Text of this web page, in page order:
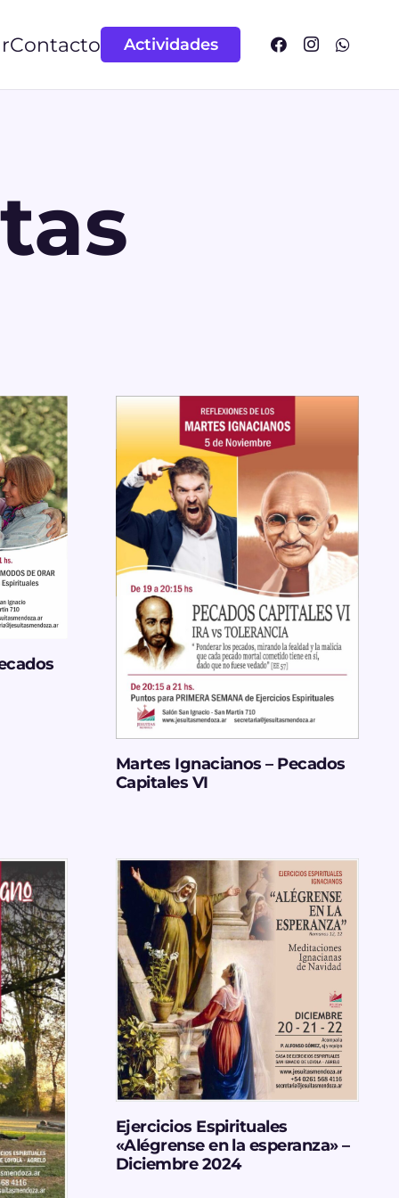
Contacto Actividades
Martes Ignacianos – Pecados
Capitales VI
Ejercicios Espirituales
«Alégrense en la esperanza» –
Diciembre 2024